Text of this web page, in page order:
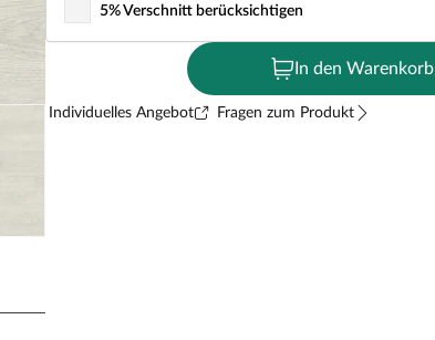
5% Verschnitt berücksichtigen
In den Warenkorb
Individuelles Angebot Fragen zum Produkt